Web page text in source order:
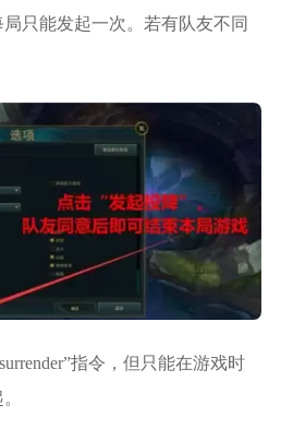
只能发起一次。若有队友不同
指令，但只能在游戏时